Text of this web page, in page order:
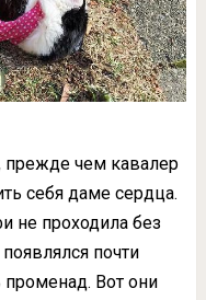
чем кавалер
себя даме сердца.
не проходила без
почти
Вот они